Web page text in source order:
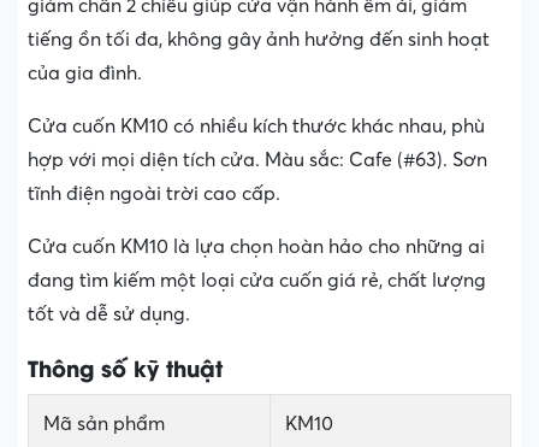
giảm chấn 2 chiều giúp cửa vận hành êm ái, giảm
tiếng ồn tối đa, không gây ảnh hưởng đến sinh hoạt
của gia đình.
Cửa cuốn KM10 có nhiều kích thước khác nhau, phù
hợp với mọi diện tích cửa. Màu sắc: Cafe (#63). Sơn
tĩnh điện ngoài trời cao cấp.
Cửa cuốn KM10 là lựa chọn hoàn hảo cho những ai
đang tìm kiếm một loại cửa cuốn giá rẻ, chất lượng
tốt và dễ sử dụng.
Thông số kỹ thuật
Mã sản phẩm KM10